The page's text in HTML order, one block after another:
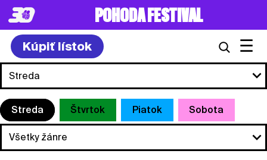
POHODA FESTIVAL
Kúpiť lístok ☰
Streda Štvrtok Piatok Sobota